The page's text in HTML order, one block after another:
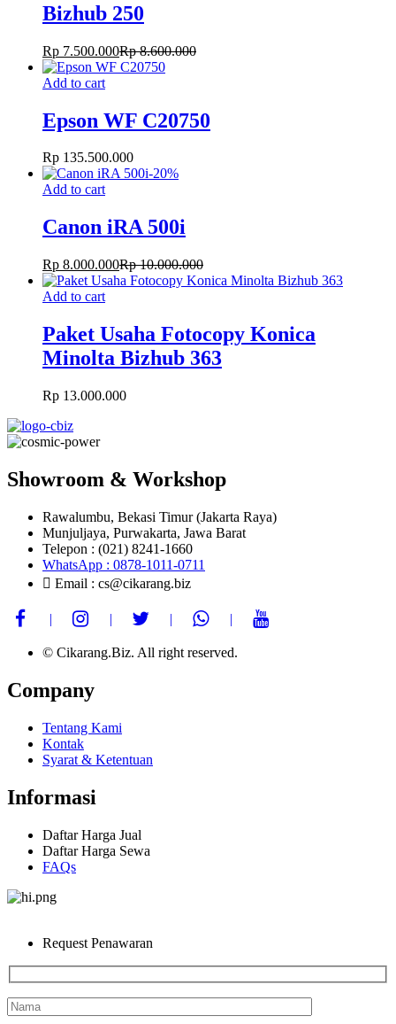
Bizhub 250
Rp 7.500.000Rp8.600.000
Add to cart
Epson WF C20750
Rp 135.500.000
-20%
Add to cart
Canon iRA 500i
Rp 8.000.000Rp10.000.000
Add to cart
Paket Usaha Fotocopy Konica
Minolta Bizhub 363
Rp 13.000.000
Showroom & Workshop
Rawalumbu, Bekasi Timur (Jakarta Raya)
Munjuljaya, Purwakarta, Jawa Barat
Telepon : (021) 8241-1660
WhatsApp : 0878-1011-0711
Email : cs@cikarang.biz
© Cikarang.Biz. All right reserved.
Company
Tentang Kami
Kontak
Syarat & Ketentuan
Informasi
Daftar Harga Jual
Daftar Harga Sewa
FAQs
Request Penawaran